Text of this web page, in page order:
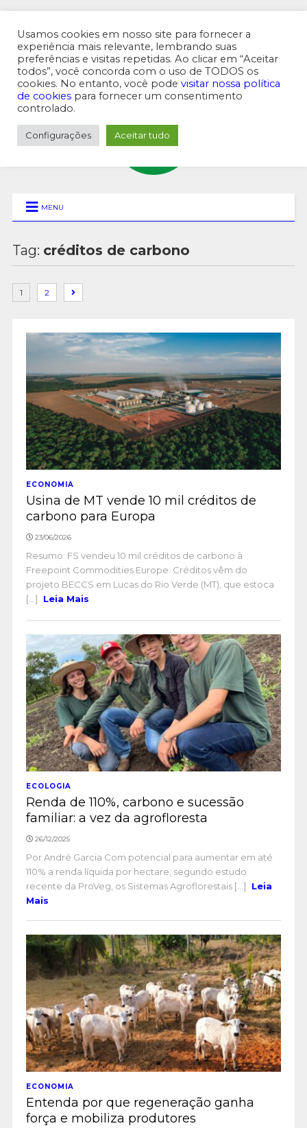
MENU SUPERIOR
MENU
Tag: créditos de carbono
1 2
ECONOMIA
Usina de MT vende 10 mil créditos de
carbono para Europa
23/06/2026
Resumo: FS vendeu 10 mil créditos de carbono à
Freepoint Commodities Europe. Créditos vêm do
projeto BECCS em Lucas do Rio Verde (MT), que estoca
[...]
Leia Mais
ECOLOGIA
Renda de 110%, carbono e sucessão
familiar: a vez da agrofloresta
26/12/2025
Por André Garcia Com potencial para aumentar em até
110% a renda líquida por hectare, segundo estudo
recente da ProVeg, os Sistemas Agroflorestais [...]
Leia
Mais
ECONOMIA
Entenda por que regeneração ganha
força e mobiliza produtores
Usamos cookies em nosso site para fornecer a
experiência mais relevante, lembrando suas
preferências e visitas repetidas. Ao clicar em “Aceitar
todos”, você concorda com o uso de TODOS os
cookies. No entanto, você pode visitar nossa política
de cookies para fornecer um consentimento
controlado.
Configurações Aceitar tudo